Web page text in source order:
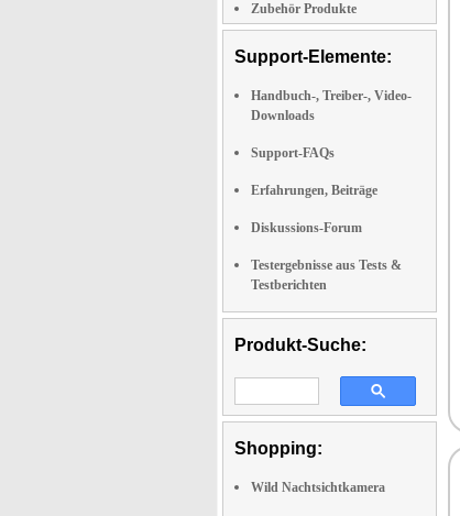
Zubehör Produkte
Support-Elemente:
Handbuch-, Treiber-, Video-
Downloads
Support-FAQs
Erfahrungen, Beiträge
Diskussions-Forum
Testergebnisse aus Tests &
Testberichten
Produkt-Suche:
Shopping:
Wild Nachtsichtkamera